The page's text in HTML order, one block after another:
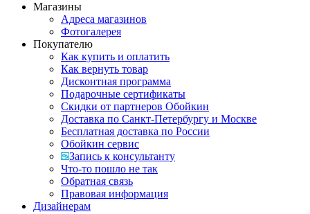
Магазины
Адреса магазинов
Фотогалерея
Покупателю
Как купить и оплатить
Как вернуть товар
Дисконтная программа
Подарочные сертификаты
Скидки от партнеров Обойкин
Доставка по Санкт-Петербургу и Москве
Бесплатная доставка по России
Обойкин сервис
Запись к консультанту
Что-то пошло не так
Обратная связь
Правовая информация
Дизайнерам